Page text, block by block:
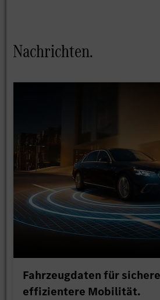
Nachrichten.
Fahrzeugdaten für
effizientere Mobilität.